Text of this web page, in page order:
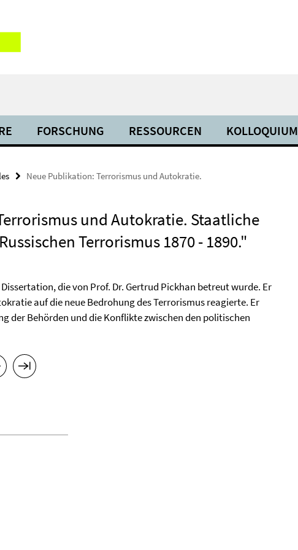
FORSCHUNG RESSOURCEN KOLLOQUIUM
Neue Publikation: Terrorismus und Autokratie.
und Autokratie. Staatliche
Terrorismus 1870 - 1890."
die von Prof. Dr. Gertrud Pickhan betreut wurde. Er
auf die neue Bedrohung des Terrorismus reagierte. Er
der Behörden und die Konflikte zwischen den politischen